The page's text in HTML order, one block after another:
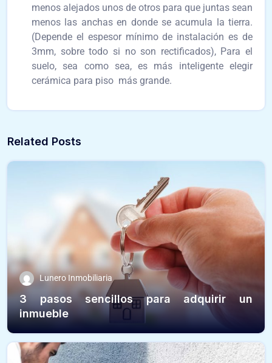
menos alejados unos de otros para que juntas sean
menos las anchas en donde se acumula la tierra.
(Depende el espesor mínimo de instalación es de
3mm, sobre todo si no son rectificados), Para el
suelo, sea como sea, es más inteligente elegir
cerámica para piso más grande.
Related Posts
Lunero Inmobiliaria
3 pasos sencillos para adquirir un
inmueble